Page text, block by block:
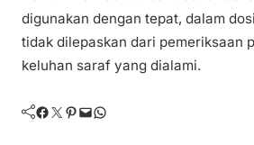
digunakan dengan tepat, dalam
tidak dilepaskan dari pemeriksaan
keluhan saraf yang dialami.
Facebook Twitter Pinterest Mail WhatsApp